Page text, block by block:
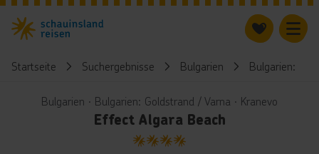
Startseite Suchergebnisse Bulgarien Bulgarien:
Bulgarien ∙ Bulgarien: Goldstrand / Varna ∙ Kranevo
Effect Algara Beach
4